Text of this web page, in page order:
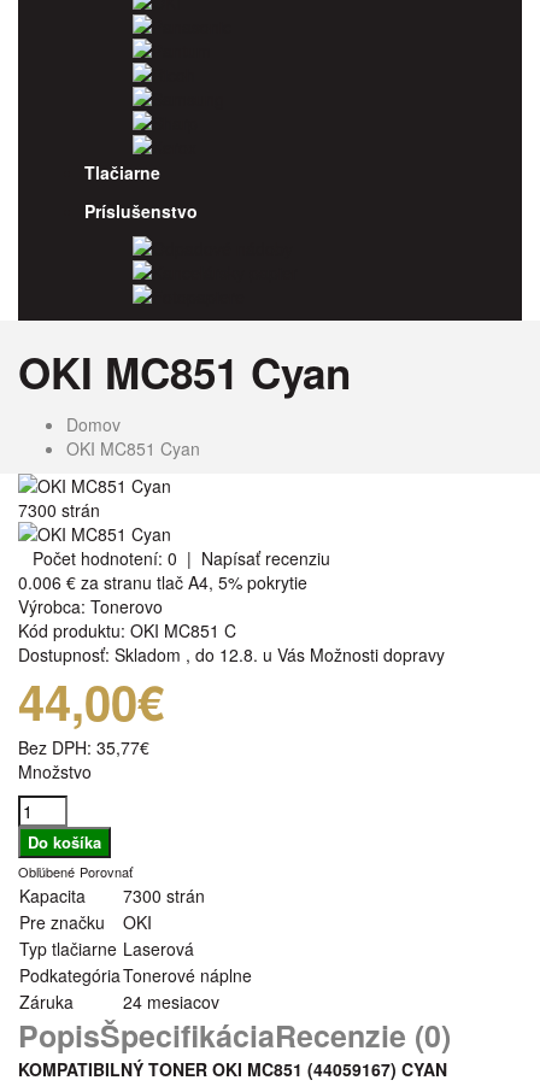
Tlačiarne
Príslušenstvo
OKI MC851 Cyan
Domov
OKI MC851 Cyan
7300 strán
Počet hodnotení: 0 | Napísať recenziu
0.006 € za stranu tlač A4, 5% pokrytie
Výrobca: Tonerovo
Kód produktu: OKI MC851 C
Dostupnosť: Skladom , do 12.8. u Vás Možnosti dopravy
44,00€
Bez DPH: 35,77€
Množstvo
Obľúbené Porovnať
Kapacita
7300 strán
Pre značku
OKI
Typ tlačiarne Laserová
PodkategóriaTonerové náplne
Záruka
24 mesiacov
PopisŠpecifikáciaRecenzie (0)
KOMPATIBILNÝ TONER OKI MC851 (44059167) CYAN